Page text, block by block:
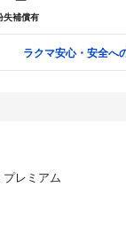
失補償有
ラクマ安心・安全へ
レミアム